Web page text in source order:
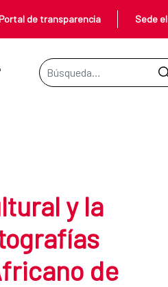
de transparencia Sede
Barra de búsqueda
y la
de